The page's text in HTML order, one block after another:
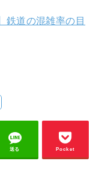
鉄道の混雑率の目
送る Pocket